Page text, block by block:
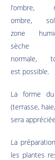
l’ombre,
ombre,
zone
sèche
normale,
est possible.
La forme
(terrasse,
sera
La
les plantes